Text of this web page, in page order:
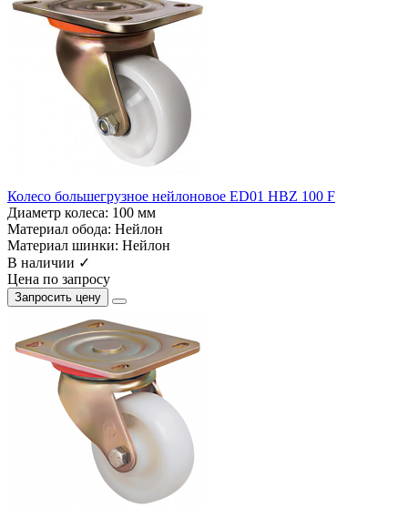
Колесо большегрузное нейлоновое ED01 HBZ 100 F
Диаметр колеса: 100 мм
Материал обода: Нейлон
Материал шинки: Нейлон
В наличии ✓
Цена по запросу
Запросить цену